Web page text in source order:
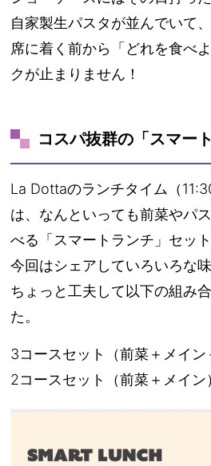
自家製生パスタが並んでいて、
席に着く前から「どれを食べ
クが止まりません！
コスパ抜群の「スマー
La Dottaのランチタイム（
は、なんといっても前菜やパ
べる「スマートランチ」セット
今回はシェアしていろいろな
ちょっと工夫して以下の組み
た。
3コースセット（前菜＋メイン
2コースセット（前菜＋メイン